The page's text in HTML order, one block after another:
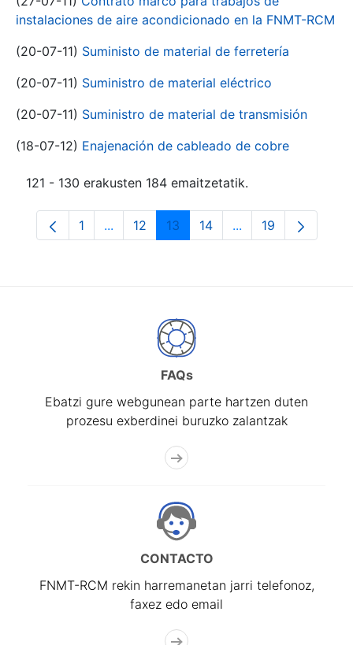
instalaciones de aire acondicionado en la FNMT-RCM
(20-07-11) Suministo de material de ferretería
(20-07-11) Suministro de material eléctrico
(20-07-11) Suministro de material de transmisión
(18-07-12) Enajenación de cableado de cobre
121 - 130 erakusten 184 emaitzetatik.
Orrialdea
1 ...Intermediate Pages Use TAB to navigate.
Orrialdea
12 Orrialdea
13 Orrialdea
14 ...Intermediate
Orrialdea
19
FAQs
Ebatzi gure webgunean parte hartzen duten
prozesu exberdinei buruzko zalantzak
CONTACTO
FNMT-RCM rekin harremanetan jarri telefonoz,
faxez edo email